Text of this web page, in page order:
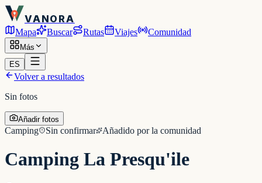
VANORA
Mapa Buscar Rutas Viajes Comunidad
Más
ES
Volver a resultados
Sin fotos
Añadir fotos
Camping Sin confirmar Añadido por la comunidad
Camping La Presqu'ile